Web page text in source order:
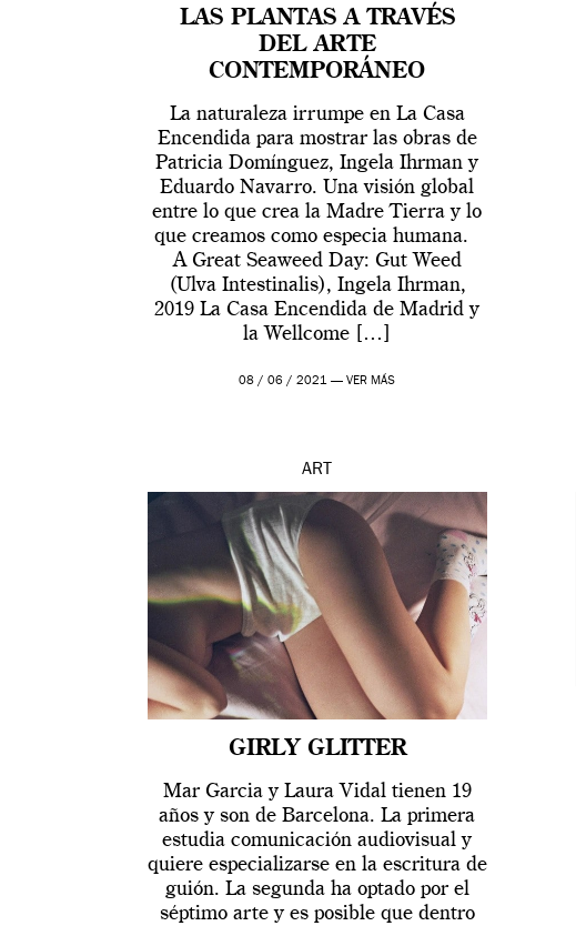
LAS PLANTAS A TRAVÉS
DEL ARTE
CONTEMPORÁNEO
La naturaleza irrumpe en La Casa
Encendida para mostrar las obras de
Patricia Domínguez, Ingela Ihrman y
Eduardo Navarro. Una visión global
entre lo que crea la Madre Tierra y lo
que creamos como especia humana.
A Great Seaweed Day: Gut Weed
(Ulva Intestinalis), Ingela Ihrman,
2019 La Casa Encendida de Madrid y
la Wellcome […]
08 / 06 / 2021 —VER MÁS
ART
GIRLY GLITTER
Mar Garcia y Laura Vidal tienen 19
años y son de Barcelona. La primera
estudia comunicación audiovisual y
quiere especializarse en la escritura de
guión. La segunda ha optado por el
séptimo arte y es posible que dentro